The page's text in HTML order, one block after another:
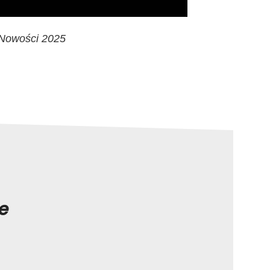
2025